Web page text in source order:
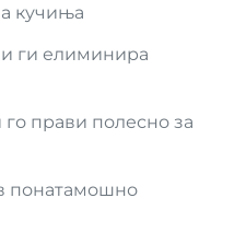
кучиња
и ги елиминира
го прави полесно за
понатамошно